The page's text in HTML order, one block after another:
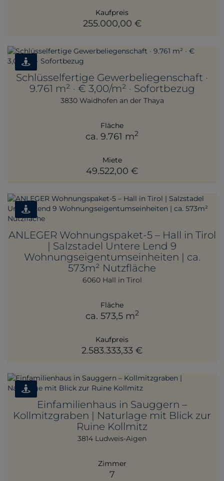
Kaufpreis
255.000,00 €
Schlüsselfertige Gewerbeliegenschaft ·
9.761 m² · € 3,00/m² · Sofortbezug
3830 Waidhofen an der Thaya
Fläche
ca. 9.761 m2
Miete
49.522,00 €
ANLEGER Wohnungspaket-5 – Hall in Tirol
| Salzstadel Untere Lend 9
Wohnungseigentumseinheiten | ca.
573m² Nutzfläche
6060 Hall in Tirol
Fläche
ca. 573,5 m2
Kaufpreis
2.583.333,33 €
Einfamilienhaus in Sauggern –
Kollmitzgraben | Naturlage mit Blick zur
Ruine Kollmitz
3814 Ludweis-Aigen
Zimmer
7